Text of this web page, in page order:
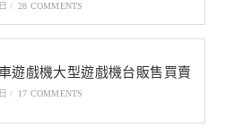
/ 28 COMMENTS
遊戲機大型遊戲機台販售買賣
/ 17 COMMENTS